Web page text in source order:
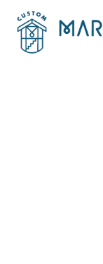
content